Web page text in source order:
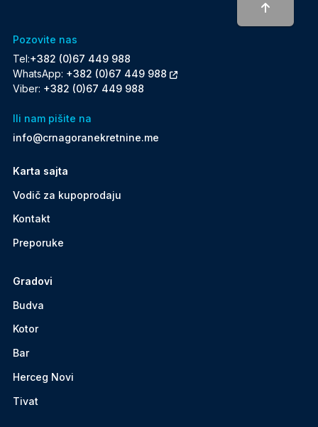
Pozovite nas
Tel:+382 (0)67 449 988
WhatsApp: +382 (0)67 449 988
Viber: +382 (0)67 449 988
Ili nam pišite na
info@crnagoranekretnine.me
Karta sajta
Vodič za kupoprodaju
Kontakt
Preporuke
Gradovi
Budva
Kotor
Bar
Herceg Novi
Tivat
To top